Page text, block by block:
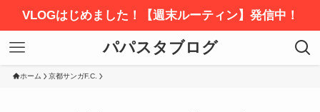
VLOGはじめました！【週末ルーティン】発信中！
パパスタブログ
ホーム 京都サンガF.C.